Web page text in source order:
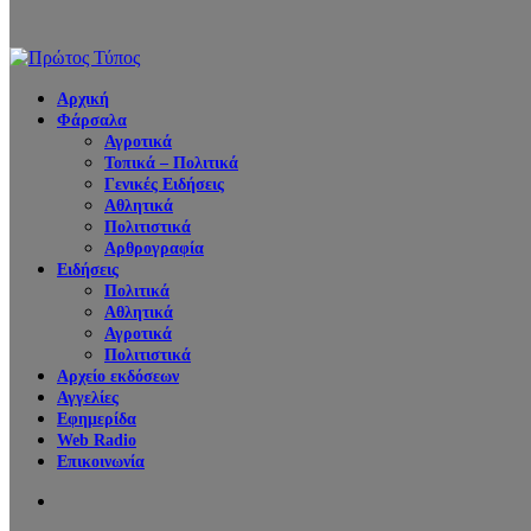
Αρχική
Φάρσαλα
Αγροτικά
Τοπικά – Πολιτικά
Γενικές Ειδήσεις
Αθλητικά
Πολιτιστικά
Αρθρογραφία
Ειδήσεις
Πολιτικά
Αθλητικά
Αγροτικά
Πολιτιστικά
Αρχείο εκδόσεων
Αγγελίες
Εφημερίδα
Web Radio
Επικοινωνία